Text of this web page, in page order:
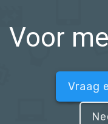
Voor
Vraag